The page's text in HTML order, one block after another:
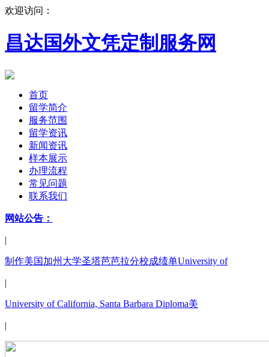
欢迎访问：
昌达国外文凭定制服务网
首页
留学简介
服务范围
留学资讯
新闻资讯
样本展示
办理流程
常见问题
联系我们
网站公告：
|
制作美国加州大学圣塔芭芭拉分校成绩单University of
|
University of California, Santa Barbara Diploma美
|